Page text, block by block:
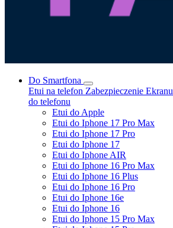
Do Smartfona
Etui na telefon Zabezpieczenie Ekranu
do telefonu
Etui do Apple
Etui do Iphone 17 Pro Max
Etui do Iphone 17 Pro
Etui do Iphone 17
Etui do Iphone AIR
Etui do Iphone 16 Pro Max
Etui do Iphone 16 Plus
Etui do Iphone 16 Pro
Etui do Iphone 16e
Etui do Iphone 16
Etui do Iphone 15 Pro Max